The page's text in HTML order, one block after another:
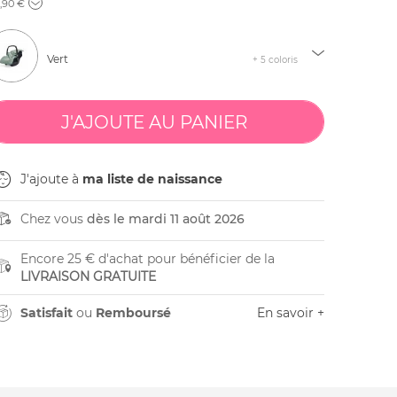
,90 €
Vert + 5 coloris
J'ajoute à ma liste de naissance
Chez vous dès le mardi 11 août 2026
Encore 25 € d'achat pour bénéficier de la
LIVRAISON GRATUITE
Satisfaitou Remboursé En savoir +